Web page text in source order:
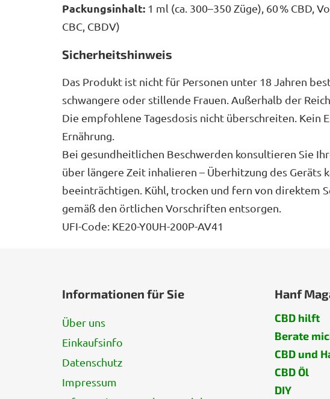
Packungsinhalt: 1 ml (ca. 300–350 Züge), 60 % CBD,
CBC, CBDV)
Sicherheitshinweis
Das Produkt ist nicht für Personen unter 18 Jahren
schwangere oder stillende Frauen. Außerhalb der
Die empfohlene Tagesdosis nicht überschreiten. Kein
Ernährung.
Bei gesundheitlichen Beschwerden konsultieren Sie
über längere Zeit inhalieren – Überhitzung des Geräts
beeinträchtigen. Kühl, trocken und fern von direktem
gemäß den örtlichen Vorschriften entsorgen.
UFI-Code: KE20-Y0UH-200P-AV41
Informationen für Sie
Über uns
Einkaufsinfo
Datenschutz
Impressum
Hanf
CBD hilft
Berate
CBD und
CBD Öl
DIY